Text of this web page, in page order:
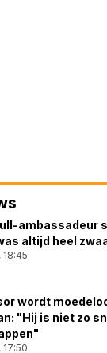
ambassadeur
altijd heel
18:45
wordt
"Hij is niet zo
17:50